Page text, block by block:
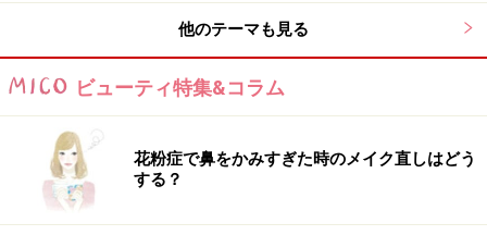
他のテーマも見る
ビューティ特集&コラム
花粉症で鼻をかみすぎた時のメイク直しはどう
する？